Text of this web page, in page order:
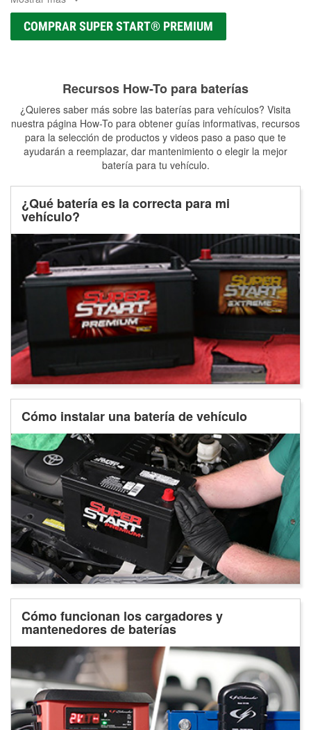
COMPRAR SUPER START® PREMIUM
Recursos How-To para baterías
¿Quieres saber más sobre las baterías para vehículos? Visita
nuestra página How-To para obtener guías informativas, recursos
para la selección de productos y videos paso a paso que te
ayudarán a reemplazar, dar mantenimiento o elegir la mejor
batería para tu vehículo.
¿Qué batería es la correcta para mi
vehículo?
Cómo instalar una batería de vehículo
Cómo funcionan los cargadores y
mantenedores de baterías